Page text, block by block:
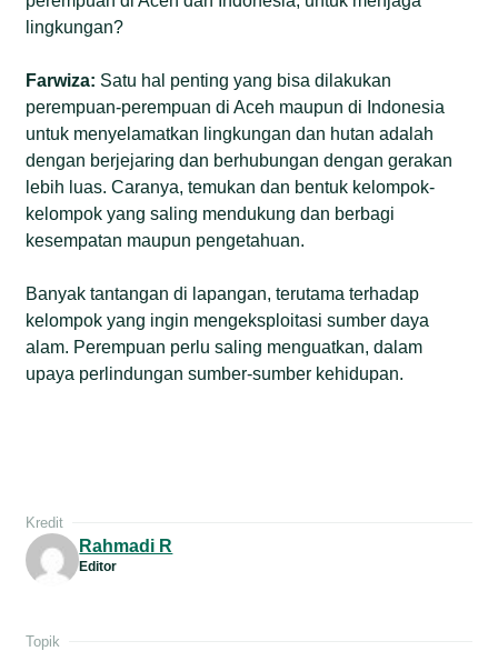
lingkungan?
Farwiza: Satu hal penting yang bisa dilakukan
perempuan-perempuan di Aceh maupun di Indonesia
untuk menyelamatkan lingkungan dan hutan adalah
dengan berjejaring dan berhubungan dengan gerakan
lebih luas. Caranya, temukan dan bentuk kelompok-
kelompok yang saling mendukung dan berbagi
kesempatan maupun pengetahuan.
Banyak tantangan di lapangan, terutama terhadap
kelompok yang ingin mengeksploitasi sumber daya
alam. Perempuan perlu saling menguatkan, dalam
upaya perlindungan sumber-sumber kehidupan.
Kredit
Rahmadi R
Editor
Topik